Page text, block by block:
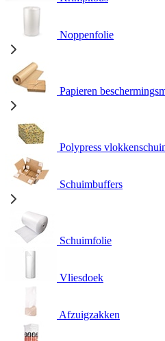
Noppenfolie
Papieren
Polypress
Schuimbuffers
Schuimfolie
Vliesdoek
Afzuigzakken